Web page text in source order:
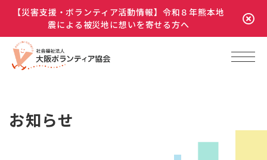
【災害支援・ボランティア活動情報】令和８年熊本地
震による被災地に想いを寄せる方へ
お知らせ